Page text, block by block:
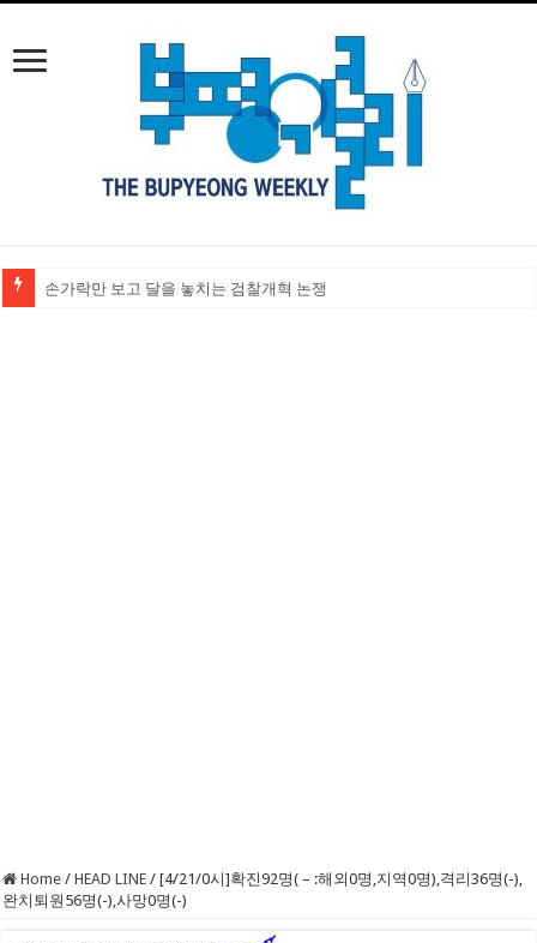
손가락만 보고 달을 놓치는 검찰개혁 논쟁
Home / HEAD LINE / [4/21/0시]확진92명( – :해외0명,지역0명),격리36명(-),
완치퇴원56명(-),사망0명(-)